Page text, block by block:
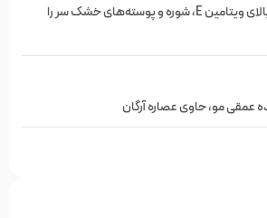
مو آرگان راستلی
مو است و به دلیل میزان بالای ویتامین E، شوره و پوسته‌های خشک سر را
عمقی مو، حاوی عصاره آرگان